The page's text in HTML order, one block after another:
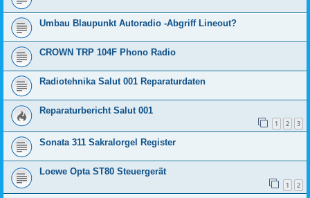
Umbau Blaupunkt Autoradio -Abgriff Lineout?
CROWN TRP 104F Phono Radio
Radiotehnika Salut 001 Reparaturdaten
Reparaturbericht Salut 001
1 2 3
Sonata 311 Sakralorgel Register
Loewe Opta ST80 Steuergerät
1 2